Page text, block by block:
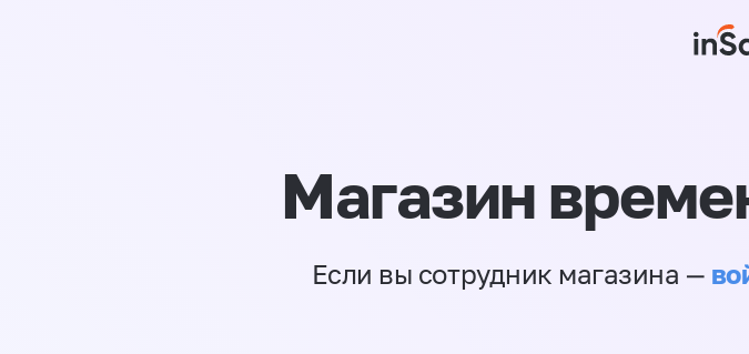
Магазин
Если вы сотрудник магазина —